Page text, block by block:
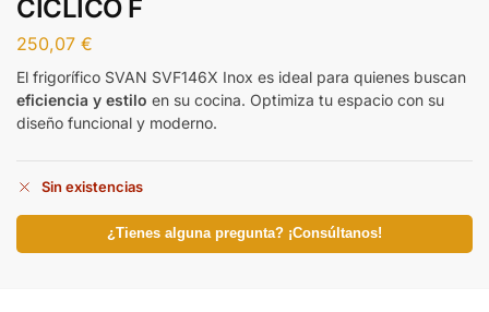
CICLICO F
250,07 €
El frigorífico SVAN SVF146X Inox es ideal para quienes buscan
eficiencia y estilo en su cocina. Optimiza tu espacio con su
diseño funcional y moderno.
Sin existencias
¿Tienes alguna pregunta? ¡Consúltanos!